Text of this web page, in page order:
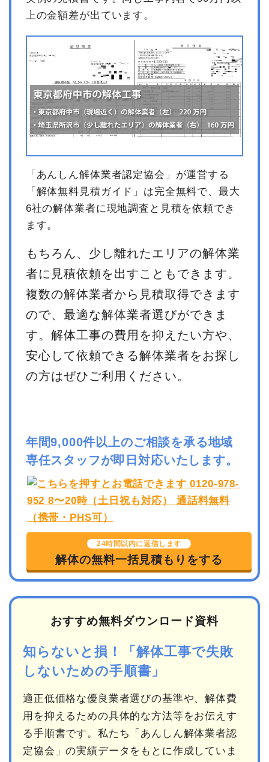
上の金額差が出ています。
「あんしん解体業者認定協会」が運営する
「解体無料見積ガイド」は完全無料で、最大
6社の解体業者に現地調査と見積を依頼でき
ます。
もちろん、少し離れたエリアの解体業
者に見積依頼を出すこともできます。
複数の解体業者から見積取得できます
ので、最適な解体業者選びができま
す。解体工事の費用を抑えたい方や、
安心して依頼できる解体業者をお探し
の方はぜひご利用ください。
年間9,000件以上のご相談を承る地域
専任スタッフが即日対応いたします。
24時間以内に返信します
解体の無料一括見積もりをする
おすすめ無料ダウンロード資料
知らないと損！「解体工事で失敗
しないための手順書」
適正低価格な優良業者選びの基準や、解体費
用を抑えるための具体的な方法等をお伝えす
る手順書です。私たち「あんしん解体業者認
定協会」の実績データをもとに作成していま